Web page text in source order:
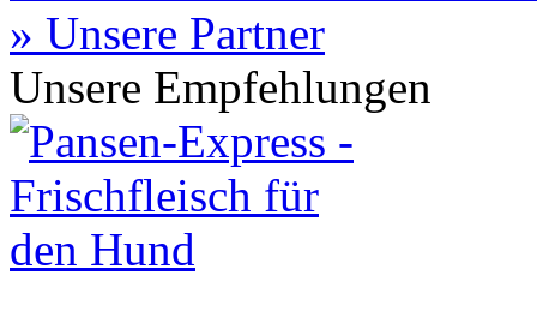
» Unsere Partner
Unsere Empfehlungen